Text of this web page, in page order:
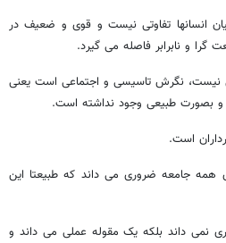
انسانها تفاوتی نیست و قوی و ضعیف در
گرا و نابرابر فاصله می گیرد.
نگرش تاسیسی و اجتماعی است یعنی
و بصورت طبیعی وجود نداشته است.
است.
همه جامعه ضروری می داند که طبیعتا این
نمی داند بلکه یک مقوله عملی می داند و